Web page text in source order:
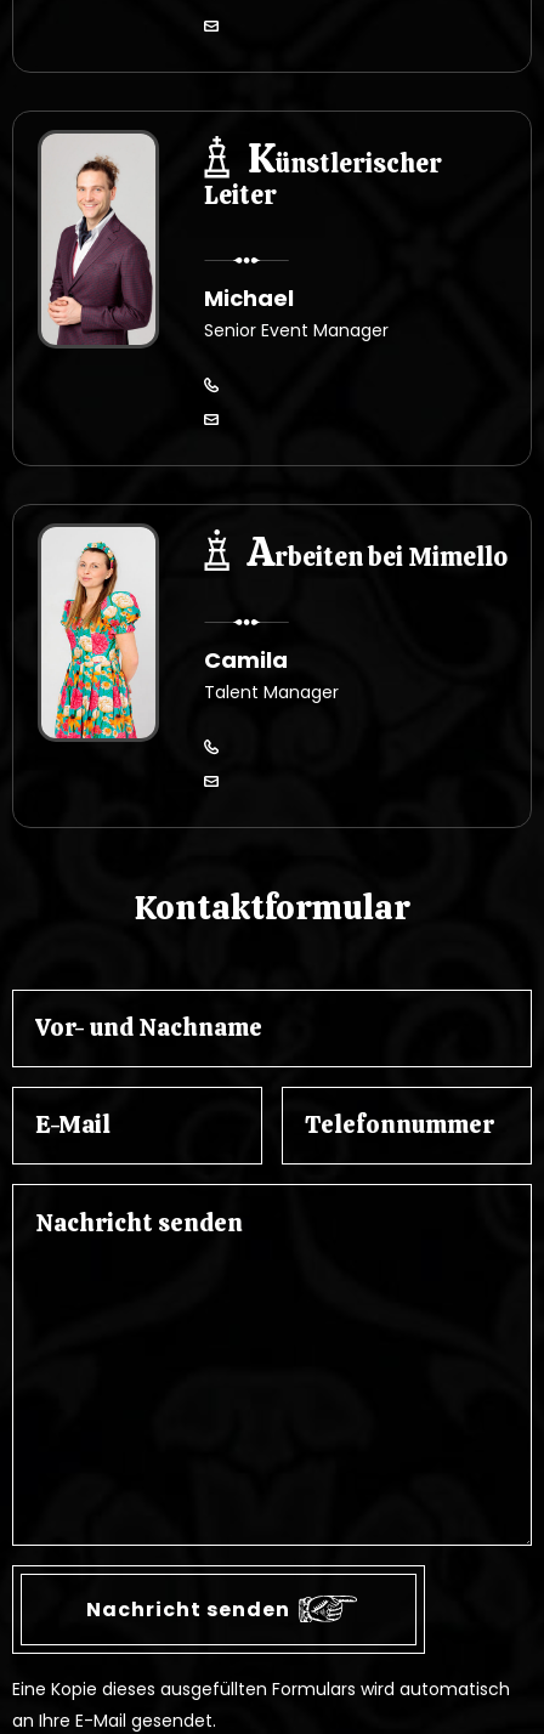
Künstlerischer
Leiter
Michael
Senior Event Manager
Arbeiten bei Mimello
Camila
Talent Manager
Kontaktformular
Eine Kopie dieses ausgefüllten Formulars wird automatisch
an Ihre E-Mail gesendet.